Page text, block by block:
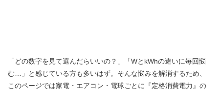
「どの数字を見て選んだらいいの？」「WとkWhの違いに毎回悩
む…」と感じている方も多いはず。そんな悩みを解消するため、
このページでは家電・エアコン・電球ごとに『定格消費電力』の